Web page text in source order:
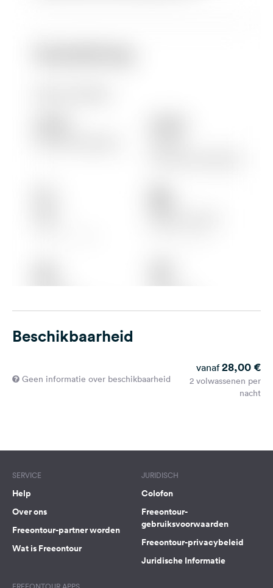
Beschikbaarheid
Geen informatie over beschikbaarheid
vanaf 28,00 €
2 volwassenen per
nacht
SERVICE
Help
Over ons
Freeontour-partner worden
Wat is Freeontour
JURIDISCH
Colofon
Freeontour-
gebruiksvoorwaarden
Freeontour-privacybeleid
Juridische Informatie